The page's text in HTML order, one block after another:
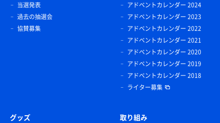
当選発表
過去の抽選会
協賛募集
アドベントカレンダー 2024
アドベントカレンダー 2023
アドベントカレンダー 2022
アドベントカレンダー 2021
アドベントカレンダー 2020
アドベントカレンダー 2019
アドベントカレンダー 2018
ライター募集
グッズ 取り組み